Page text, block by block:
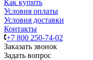
Как купить
Условия оплаты
Условия доставки
Контакты
+7 800 250-74-02
Заказать звонок
Задать вопрос